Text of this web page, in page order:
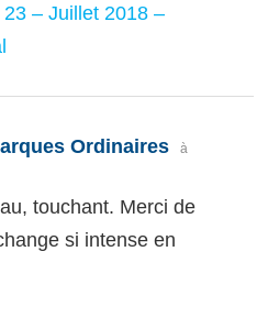
– Juillet 2018 –
Ordinaires dit :
à
touchant. Merci de
si intense en